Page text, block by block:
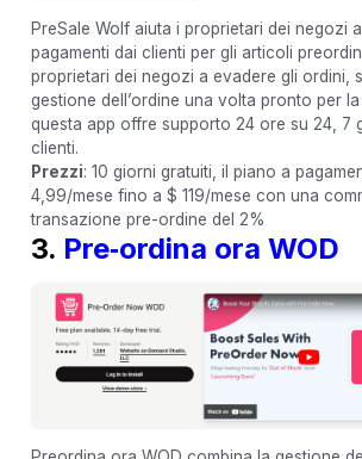
PreSale Wolf aiuta i proprietari dei negozi
pagamenti dai clienti per gli articoli
proprietari dei negozi a evadere gli ordini,
gestione dell’ordine una volta pronto per
questa app offre supporto 24 ore su 24, 7
clienti.
Prezzi: 10 giorni gratuiti, il piano a
4,99/mese fino a $ 119/mese con una
transazione pre-ordine del 2%
3. Pre‑ordina ora WOD